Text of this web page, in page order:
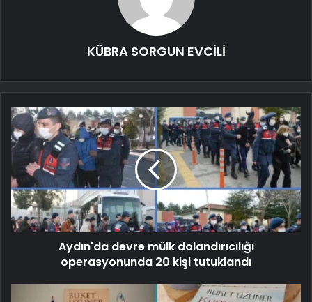
KÜBRA SORGUN EVCİLİ
Aydın'da devre mülk dolandırıcılığı
operasyonunda 20 kişi tutuklandı